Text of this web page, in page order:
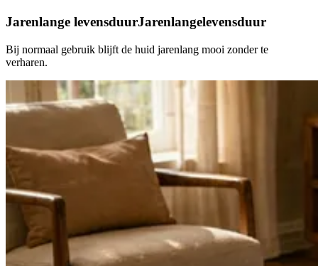
Jarenlange levensduurJarenlangelevensduur
Bij normaal gebruik blijft de huid jarenlang mooi zonder te
verharen.